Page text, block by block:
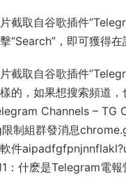
截取自谷歌插件
“Search”，即可獲得
截取自谷歌插件
的，如果想搜索頻道
Channels – TG
限制組群發消息​
件
：什麽是Telegram電